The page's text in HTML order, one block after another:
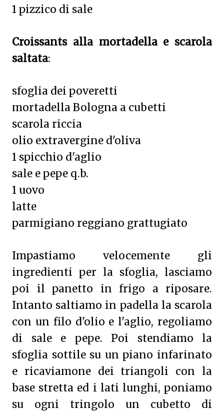
1 pizzico di sale
Croissants alla mortadella e scarola
saltata:
sfoglia dei poveretti
mortadella Bologna a cubetti
scarola riccia
olio extravergine d'oliva
1 spicchio d'aglio
sale e pepe q.b.
1 uovo
latte
parmigiano reggiano grattugiato
Impastiamo velocemente gli
ingredienti per la sfoglia, lasciamo
poi il panetto in frigo a riposare.
Intanto saltiamo in padella la scarola
con un filo d'olio e l'aglio, regoliamo
di sale e pepe. Poi stendiamo la
sfoglia sottile su un piano infarinato
e ricaviamone dei triangoli con la
base stretta ed i lati lunghi, poniamo
su ogni tringolo un cubetto di